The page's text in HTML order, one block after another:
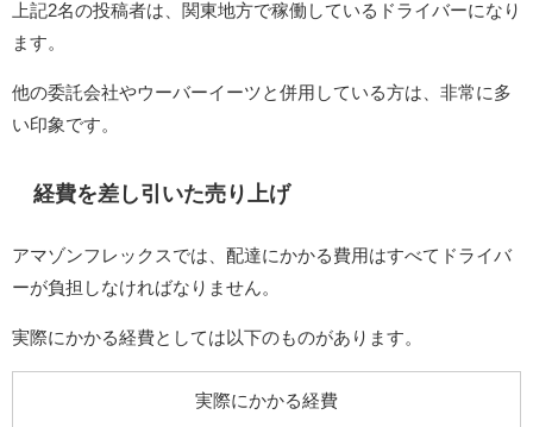
上記2名の投稿者は、関東地方で稼働しているドライバーになり
ます。
他の委託会社やウーバーイーツと併用している方は、非常に多
い印象です。
経費を差し引いた売り上げ
アマゾンフレックスでは、配達にかかる費用はすべてドライバ
ーが負担しなければなりません。
実際にかかる経費としては以下のものがあります。
実際にかかる経費